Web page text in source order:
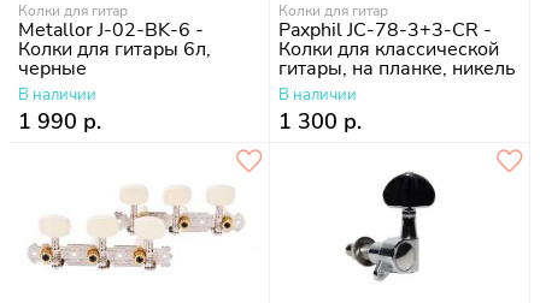
Колки для гитар
Metallor J-02-BK-6 -
Колки для гитары 6л,
черные
В наличии
1 990 р.
Колки для гитар
Paxphil JC-78-3+3-CR -
Колки для классической
гитары, на планке, никель
В наличии
1 300 р.